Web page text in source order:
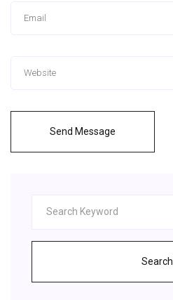
Send Message
Search